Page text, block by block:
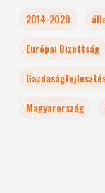
2014-2020
Európai Bizottság
Magyarország